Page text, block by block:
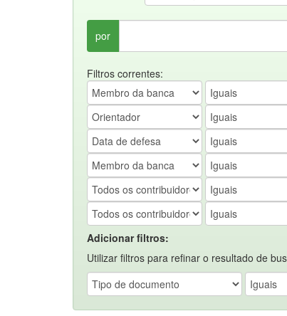
por
Filtros correntes:
Adicionar filtros:
Utilizar filtros para refinar o resultado de